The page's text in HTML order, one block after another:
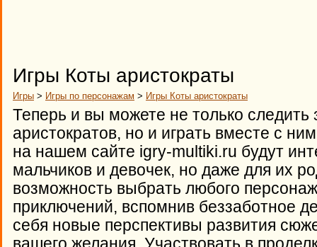
Игры Коты аристократы
Игры > Игры по персонажам > Игры Коты аристократы
Теперь и вы можете не только следить
аристократов, но и играть вместе с
на нашем сайте igry-multiki.ru будут
мальчиков и девочек, но даже для их
возможность выбрать любого
приключений, вспомнив беззаботное
себя новые перспективы развития